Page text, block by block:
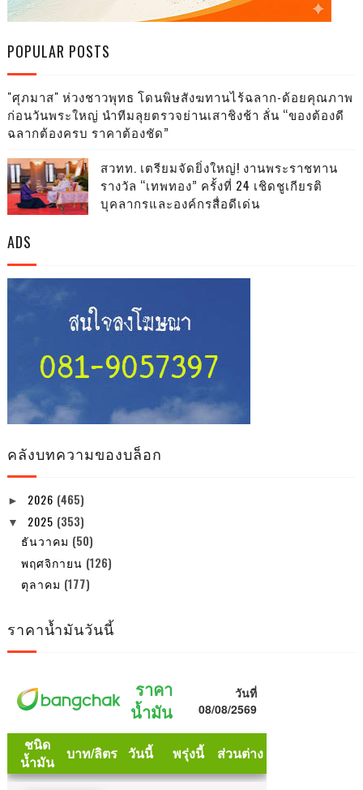
POPULAR POSTS
"ศุภมาส" ห่วงชาวพุทธ โดนพิษสังฆทานไร้ฉลาก-ด้อยคุณภาพ
ก่อนวันพระใหญ่ นำทีมลุยตรวจย่านเสาชิงช้า ลั่น “ของต้องดี
ฉลากต้องครบ ราคาต้องชัด”
สวทท. เตรียมจัดยิ่งใหญ่! งานพระราชทาน
รางวัล “เทพทอง” ครั้งที่ 24 เชิดชูเกียรติ
บุคลากรและองค์กรสื่อดีเด่น
ADS
คลังบทความของบล็อก
► 2026 (465)
▼ 2025 (353)
ธันวาคม (50)
พฤศจิกายน (126)
ตุลาคม (177)
ราคาน้ำมันวันนี้